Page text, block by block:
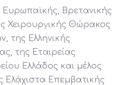
Ευρωπαϊκής, Βρετανικής
Χειρουργικής Θώρακος
της Ελληνικής
της Εταιρείας
Ελλάδος και μέλος
Ελάχιστα Επεμβατικής